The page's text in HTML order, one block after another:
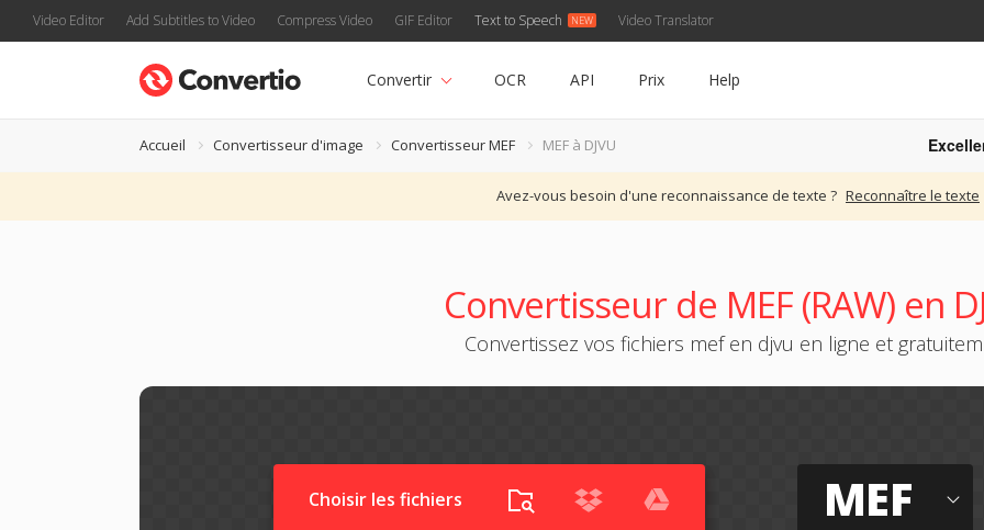
Video Editor Add Subtitles to Video Compress Video GIF Editor Text to Speech Video Translator
Convertir OCR API Prix Help
Accueil Convertisseur d'image Convertisseur MEF MEF à DJVU
Avez-vous besoin d'une reconnaissance de texte ? Reconnaître le texte
Convertisseur de MEF (RAW) en
Convertissez vos fichiers mef en djvu en ligne et
Choisir les fichiers MEF